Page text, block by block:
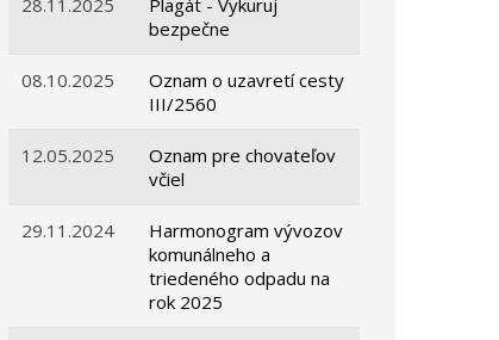
28.11.2025
Plagát - Vykuruj
bezpečne
08.10.2025
Oznam o uzavretí cesty
III/2560
12.05.2025
Oznam pre chovateľov
včiel
29.11.2024
Harmonogram vývozov
komunálneho a
triedeného odpadu na
rok 2025